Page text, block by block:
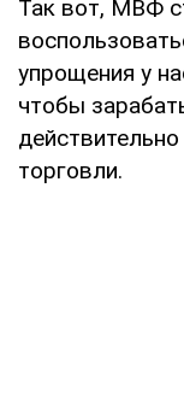
Так вот, МВФ
упрощения у
чтобы
торговли.